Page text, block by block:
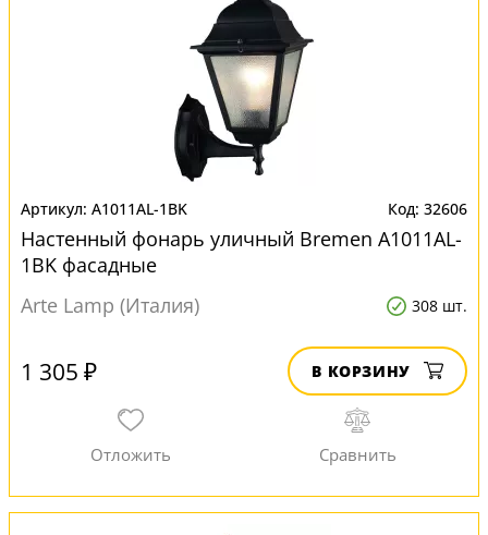
A1011AL-1BK 32606
Настенный фонарь уличный Bremen A1011AL-
1BK фасадные
Arte Lamp (Италия)
308 шт.
1 305 ₽ В КОРЗИНУ